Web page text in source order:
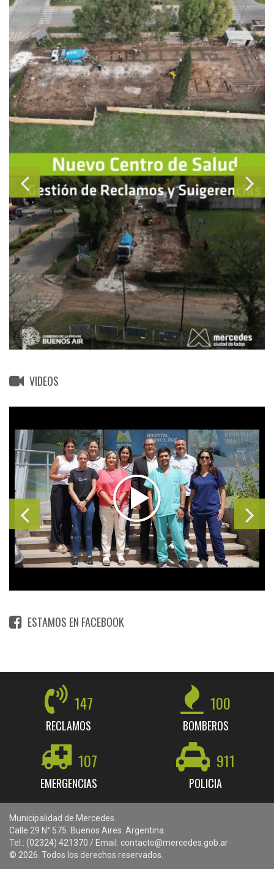
VIDEOS
ESTAMOS EN FACEBOOK
147
RECLAMOS
100
BOMBEROS
107
EMERGENCIAS
911
POLICIA
Municipalidad de Mercedes.
Calle 29 N° 575. Buenos Aires. Argentina.
Tel.: (02324) 421370 / Email: contacto@mercedes.gob.ar
© 2026. Todos los derechos reservados.